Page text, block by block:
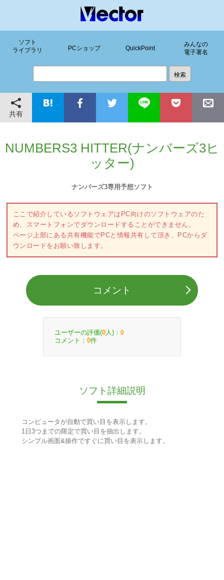
ソフト
ライブラリ
PCショップ QuickPoint
みんなの
電子署名
共有
NUMBERS3 HITTER(ナンバーズ3ヒ
ッター)
ナンバーズ3専用予想ソフト
ここで紹介しているソフトウェアはPC向けのソフトウェアのた
め、スマートフォンでダウンロードすることができません。
ページ上部にある共有機能でPCと情報共有して頂き、PCからダ
ウンロードをお願い致します。
コメント
ユーザーの評価(0 人)： 0
コメント： 0件
ソフト詳細説明
コンピュータが自動で買い目を表示します。
1日3つまでの限定で買い目を抽出します。
シンプル画面&操作ですぐに買い目を表示します。